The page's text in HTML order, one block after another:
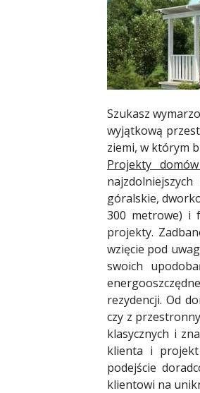
Szukasz
wyjątkową
ziemi, w którym
Projekty
góralskie,
300 metrowe) i
projekty.
wzięcie pod
swoich
rezydencji. Od
czy z
klasycznych i
klienta i projekt
podejście
klientowi na